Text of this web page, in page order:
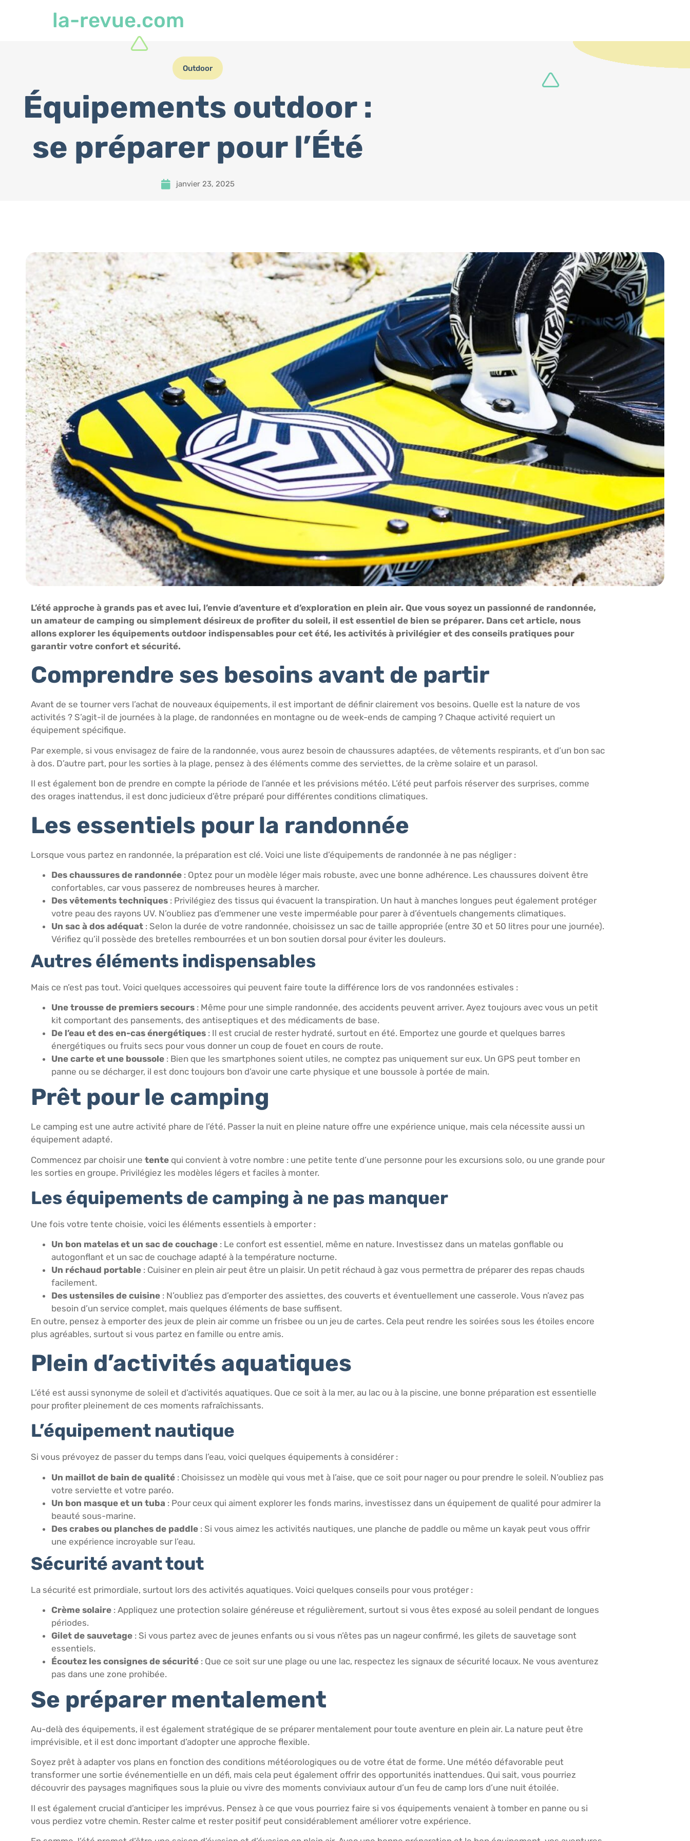
la-revue.com
Outdoor
Équipements outdoor :
se préparer pour l’Été
janvier 23, 2025
L’été approche à grands pas et avec lui, l’envie d’aventure et d’exploration en plein air. Que vous soyez un passionné de randonnée,
un amateur de camping ou simplement désireux de profiter du soleil, il est essentiel de bien se préparer. Dans cet article, nous
allons explorer les équipements outdoor indispensables pour cet été, les activités à privilégier et des conseils pratiques pour
garantir votre confort et sécurité.
Comprendre ses besoins avant de partir
Avant de se tourner vers l’achat de nouveaux équipements, il est important de définir clairement vos besoins. Quelle est la nature de vos
activités ? S’agit-il de journées à la plage, de randonnées en montagne ou de week-ends de camping ? Chaque activité requiert un
équipement spécifique.
Par exemple, si vous envisagez de faire de la randonnée, vous aurez besoin de chaussures adaptées, de vêtements respirants, et d’un bon sac
à dos. D’autre part, pour les sorties à la plage, pensez à des éléments comme des serviettes, de la crème solaire et un parasol.
Il est également bon de prendre en compte la période de l’année et les prévisions météo. L’été peut parfois réserver des surprises, comme
des orages inattendus, il est donc judicieux d’être préparé pour différentes conditions climatiques.
Les essentiels pour la randonnée
Lorsque vous partez en randonnée, la préparation est clé. Voici une liste d’équipements de randonnée à ne pas négliger :
Des chaussures de randonnée : Optez pour un modèle léger mais robuste, avec une bonne adhérence. Les chaussures doivent être
confortables, car vous passerez de nombreuses heures à marcher.
Des vêtements techniques : Privilégiez des tissus qui évacuent la transpiration. Un haut à manches longues peut également protéger
votre peau des rayons UV. N’oubliez pas d’emmener une veste imperméable pour parer à d’éventuels changements climatiques.
Un sac à dos adéquat : Selon la durée de votre randonnée, choisissez un sac de taille appropriée (entre 30 et 50 litres pour une journée).
Vérifiez qu’il possède des bretelles rembourrées et un bon soutien dorsal pour éviter les douleurs.
Autres éléments indispensables
Mais ce n’est pas tout. Voici quelques accessoires qui peuvent faire toute la différence lors de vos randonnées estivales :
Une trousse de premiers secours : Même pour une simple randonnée, des accidents peuvent arriver. Ayez toujours avec vous un petit
kit comportant des pansements, des antiseptiques et des médicaments de base.
De l’eau et des en-cas énergétiques : Il est crucial de rester hydraté, surtout en été. Emportez une gourde et quelques barres
énergétiques ou fruits secs pour vous donner un coup de fouet en cours de route.
Une carte et une boussole : Bien que les smartphones soient utiles, ne comptez pas uniquement sur eux. Un GPS peut tomber en
panne ou se décharger, il est donc toujours bon d’avoir une carte physique et une boussole à portée de main.
Prêt pour le camping
Le camping est une autre activité phare de l’été. Passer la nuit en pleine nature offre une expérience unique, mais cela nécessite aussi un
équipement adapté.
Commencez par choisir une tente qui convient à votre nombre : une petite tente d’une personne pour les excursions solo, ou une grande pour
les sorties en groupe. Privilégiez les modèles légers et faciles à monter.
Les équipements de camping à ne pas manquer
Une fois votre tente choisie, voici les éléments essentiels à emporter :
Un bon matelas et un sac de couchage : Le confort est essentiel, même en nature. Investissez dans un matelas gonflable ou
autogonflant et un sac de couchage adapté à la température nocturne.
Un réchaud portable : Cuisiner en plein air peut être un plaisir. Un petit réchaud à gaz vous permettra de préparer des repas chauds
facilement.
Des ustensiles de cuisine : N’oubliez pas d’emporter des assiettes, des couverts et éventuellement une casserole. Vous n’avez pas
besoin d’un service complet, mais quelques éléments de base suffisent.
En outre, pensez à emporter des jeux de plein air comme un frisbee ou un jeu de cartes. Cela peut rendre les soirées sous les étoiles encore
plus agréables, surtout si vous partez en famille ou entre amis.
Plein d’activités aquatiques
L’été est aussi synonyme de soleil et d’activités aquatiques. Que ce soit à la mer, au lac ou à la piscine, une bonne préparation est essentielle
pour profiter pleinement de ces moments rafraîchissants.
L’équipement nautique
Si vous prévoyez de passer du temps dans l’eau, voici quelques équipements à considérer :
Un maillot de bain de qualité : Choisissez un modèle qui vous met à l’aise, que ce soit pour nager ou pour prendre le soleil. N’oubliez pas
votre serviette et votre paréo.
Un bon masque et un tuba : Pour ceux qui aiment explorer les fonds marins, investissez dans un équipement de qualité pour admirer la
beauté sous-marine.
Des crabes ou planches de paddle : Si vous aimez les activités nautiques, une planche de paddle ou même un kayak peut vous offrir
une expérience incroyable sur l’eau.
Sécurité avant tout
La sécurité est primordiale, surtout lors des activités aquatiques. Voici quelques conseils pour vous protéger :
Crème solaire : Appliquez une protection solaire généreuse et régulièrement, surtout si vous êtes exposé au soleil pendant de longues
périodes.
Gilet de sauvetage : Si vous partez avec de jeunes enfants ou si vous n’êtes pas un nageur confirmé, les gilets de sauvetage sont
essentiels.
Écoutez les consignes de sécurité : Que ce soit sur une plage ou une lac, respectez les signaux de sécurité locaux. Ne vous aventurez
pas dans une zone prohibée.
Se préparer mentalement
Au-delà des équipements, il est également stratégique de se préparer mentalement pour toute aventure en plein air. La nature peut être
imprévisible, et il est donc important d’adopter une approche flexible.
Soyez prêt à adapter vos plans en fonction des conditions météorologiques ou de votre état de forme. Une météo défavorable peut
transformer une sortie événementielle en un défi, mais cela peut également offrir des opportunités inattendues. Qui sait, vous pourriez
découvrir des paysages magnifiques sous la pluie ou vivre des moments conviviaux autour d’un feu de camp lors d’une nuit étoilée.
Il est également crucial d’anticiper les imprévus. Pensez à ce que vous pourriez faire si vos équipements venaient à tomber en panne ou si
vous perdiez votre chemin. Rester calme et rester positif peut considérablement améliorer votre expérience.